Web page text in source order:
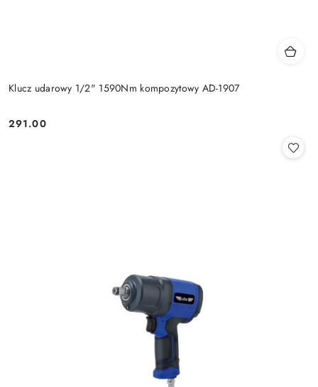
Klucz udarowy 1/2" 1590Nm kompozytowy AD-1907
Cena:
291.00